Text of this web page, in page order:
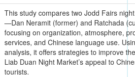
This study compares two Jodd Fairs
—Dan Neramit (former) and Ratchada
focusing on organization, atmosphere,
services, and Chinese language use.
analysis, it offers strategies to improve
Liab Duan Night Market’s appeal to
tourists.